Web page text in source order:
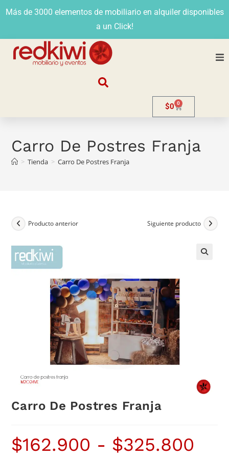
Más de 3000 elementos de mobiliario en alquiler disponibles
a un Click!
Venta
Contacto
$0 0
Carro De Postres Franja
> Tienda > Carro De Postres Franja
Producto anterior Siguiente producto
Carro De Postres Franja
$162.900 - $325.800